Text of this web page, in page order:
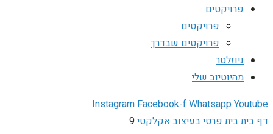
פרויקטים
פרויקטים
פרויקטים שבדרך
ניוזלטר
מהיוטיוב שלי
InstagramFacebook-fWhatsappYoutube
דף ביתבית פרטי בעיצוב אקלקטי9